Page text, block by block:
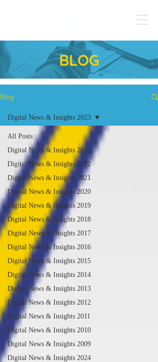
BLOG
Blog
All Posts
Digital News & Insights 2023
Digital News & Insights 2022
Digital News & Insights 2021
Digital News & Insights 2020
Digital News & Insights 2019
Digital News & Insights 2018
Digital News & Insights 2017
Digital News & Insights 2016
Digital News & Insights 2015
Digital News & Insights 2014
Digital News & Insights 2013
Digital News & Insights 2012
Digital News & Insights 2011
Digital News & Insights 2010
Digital News & Insights 2009
Digital News & Insights 2024
Digital News & Insights 2023